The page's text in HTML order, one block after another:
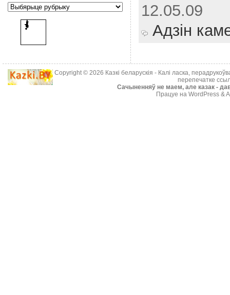
12.05.09
Адзін
Copyright © 2026 Казкі беларускія - Калі ласка,
перепечатке
Cачыненняў не маем, але казак -
Працуе на WordPress &